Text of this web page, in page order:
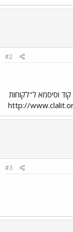
#2
וסיסמא ל"לקוחות
#3